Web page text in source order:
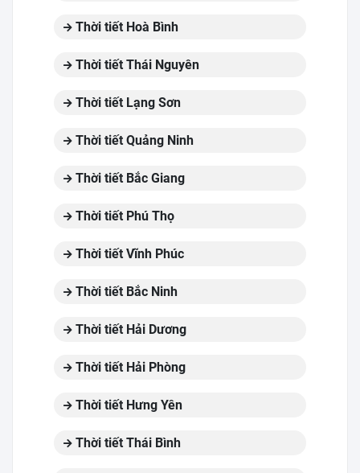
Thời tiết Hoà Bình
Thời tiết Thái Nguyên
Thời tiết Lạng Sơn
Thời tiết Quảng Ninh
Thời tiết Bắc Giang
Thời tiết Phú Thọ
Thời tiết Vĩnh Phúc
Thời tiết Bắc Ninh
Thời tiết Hải Dương
Thời tiết Hải Phòng
Thời tiết Hưng Yên
Thời tiết Thái Bình